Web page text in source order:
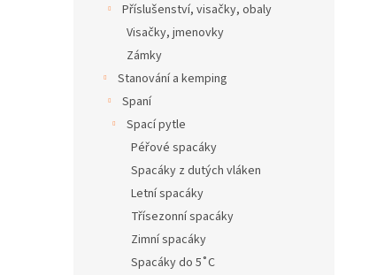
Příslušenství, visačky, obaly
Visačky, jmenovky
Zámky
Stanování a kemping
Spaní
Spací pytle
Péřové spacáky
Spacáky z dutých vláken
Letní spacáky
Třísezonní spacáky
Zimní spacáky
Spacáky do 5˚C